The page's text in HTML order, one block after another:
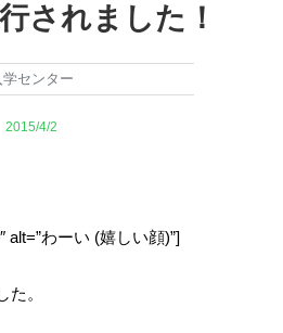
されました！
2015/4/2
学センター
alt=”わーい (嬉しい顔)”]
。